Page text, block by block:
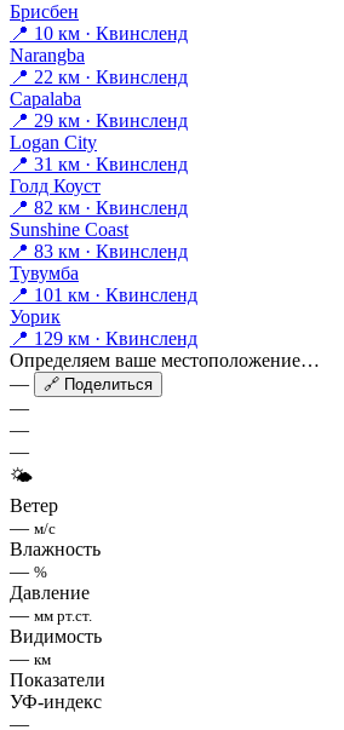
Брисбен
📍 10 км · Квинсленд
Narangba
📍 22 км · Квинсленд
Capalaba
📍 29 км · Квинсленд
Logan City
📍 31 км · Квинсленд
Голд Коуст
📍 82 км · Квинсленд
Sunshine Coast
📍 83 км · Квинсленд
Тувумба
📍 101 км · Квинсленд
Уорик
📍 129 км · Квинсленд
Определяем ваше местоположение…
—
🔗 Поделиться
—
—
—
🌤
Ветер
— м/с
Влажность
— %
Давление
— мм рт.ст.
Видимость
— км
Показатели
УФ-индекс
—